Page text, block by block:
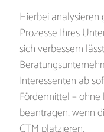
Hierbei
Prozesse Ihres
sich verbessern
Interessenten ab
Fördermittel –
beantragen, wenn